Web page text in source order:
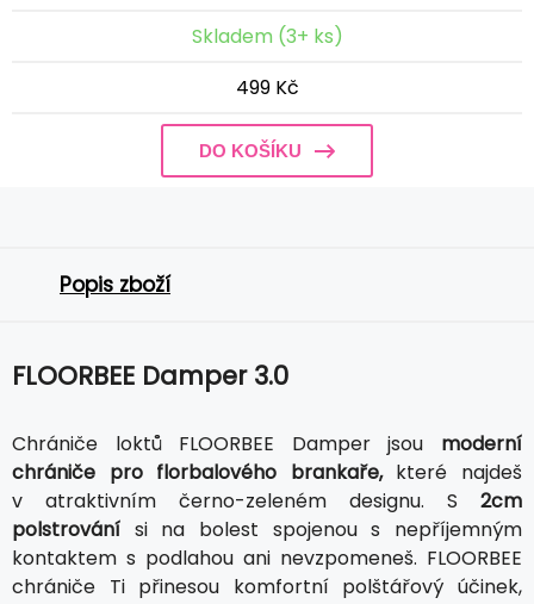
Skladem (3+ ks)
499 Kč
DO KOŠÍKU
Popis zboží
FLOORBEE Damper 3.0
Chrániče loktů FLOORBEE Damper jsou moderní
chrániče pro florbalového brankaře,které najdeš
v atraktivním černo-zeleném designu. S 2cm
polstrování si na bolest spojenou s nepříjemným
kontaktem s podlahou ani nevzpomeneš. FLOORBEE
chrániče Ti přinesou komfortní polštářový účinek,